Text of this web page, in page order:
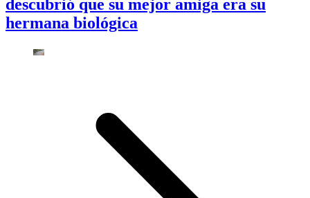
descubrió que su mejor amiga era su
hermana biológica